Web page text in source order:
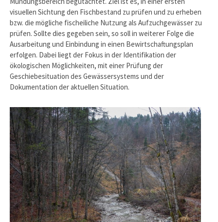
visuellen Sichtung den Fischbestand zu prüfen und zu erheben
bzw. die mögliche fischeiliche Nutzung als Aufzuchgewässer zu
prüfen. Sollte dies gegeben sein, so soll in weiterer Folge die
Ausarbeitung und Einbindung in einen Bewirtschaftungsplan
erfolgen. Dabei liegt der Fokus in der Identifikation der
ökologischen Möglichkeiten, mit einer Prüfung der
Geschiebesituation des Gewässersystems und der
Dokumentation der aktuellen Situation.